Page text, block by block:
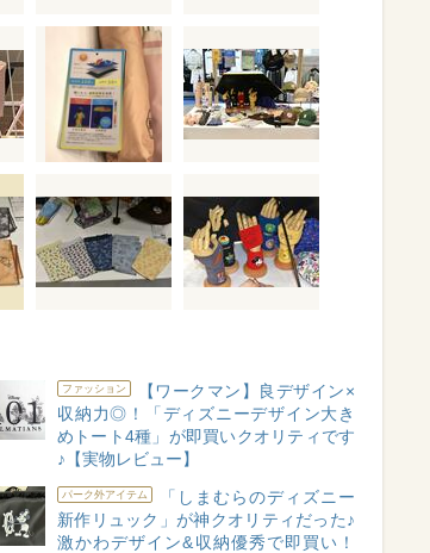
ファッション
【ワークマン】良デザイン×
収納力◎！「ディズニーデザイン大き
めトート4種」が即買いクオリティです
♪【実物レビュー】
パーク外アイテム
「しまむらのディズニー
新作リュック」が神クオリティだった♪
激かわデザイン&収納優秀で即買い！